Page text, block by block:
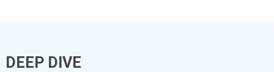
DEEP DIVE